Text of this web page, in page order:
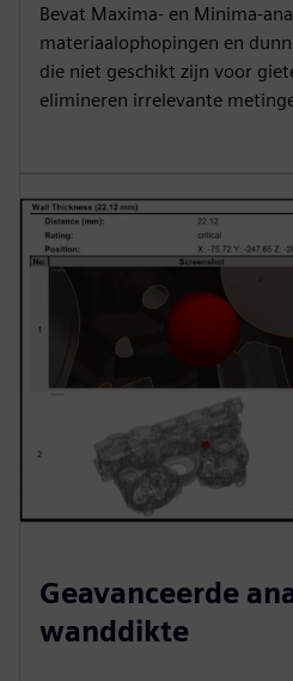
Bevat Maxima- en Minima-
materiaalophopingen en
die niet geschikt zijn voor
elimineren irrelevante
Geavanceerde
wanddikte